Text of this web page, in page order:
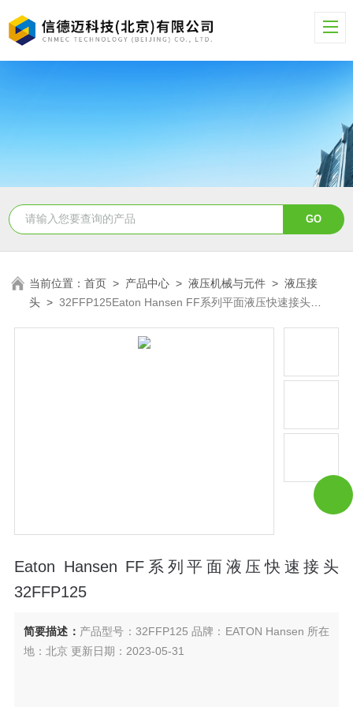
当前位置：首页 > 产品中心 >液压机械与元件 >液压接
头 >32FFP125Eaton Hansen FF系列平面液压快速接头
Eaton Hansen FF系列平面液压快速接头
32FFP125
简要描述： 产品型号：32FFP125 品牌：EATON Hansen 所在
地：北京 更新日期：2023-05-31